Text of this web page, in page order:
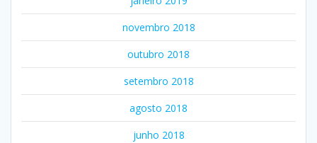
novembro 2018
outubro 2018
setembro 2018
agosto 2018
junho 2018